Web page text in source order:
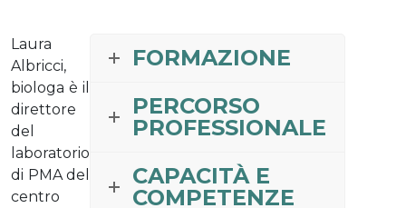
Laura
Albricci,
biologa è il
direttore
del
laboratorio
di PMA del
centro
FORMAZIONE
PERCORSO
PROFESSIONALE
CAPACITÀ E
COMPETENZE